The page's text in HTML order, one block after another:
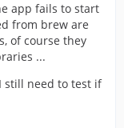
app fails to start
from brew are
of course they
...
still need to test if